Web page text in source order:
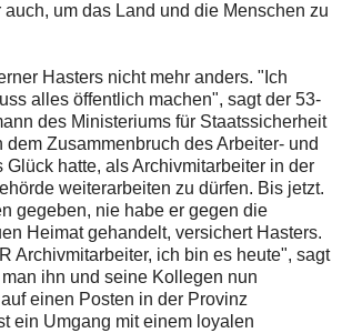
um das Land und die Menschen zu
Hasters nicht mehr anders. "Ich
alles öffentlich machen", sagt der 53-
des Ministeriums für Staatssicherheit
dem Zusammenbruch des Arbeiter- und
Glück hatte, als Archivmitarbeiter in der
weiterarbeiten zu dürfen. Bis jetzt.
gegeben, nie habe er gegen die
Heimat gehandelt, versichert Hasters.
Archivmitarbeiter, ich bin es heute", sagt
ihn und seine Kollegen nun
einen Posten in der Provinz
ein Umgang mit einem loyalen